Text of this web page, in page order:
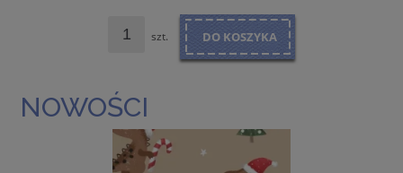
szt. DO KOSZYKA
NOWOŚCI